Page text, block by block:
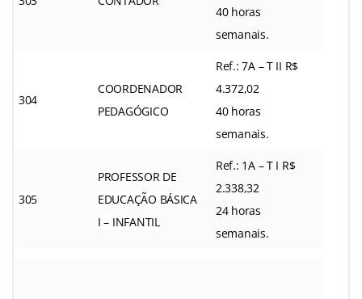
40 horas
semanais.
304
COORDENADOR
PEDAGÓGICO
Ref.: 7A – T II R$
4.372,02
40 horas
semanais.
305
PROFESSOR DE
EDUCAÇÃO BÁSICA
I – INFANTIL
Ref.: 1A – T I R$
2.338,32
24 horas
semanais.